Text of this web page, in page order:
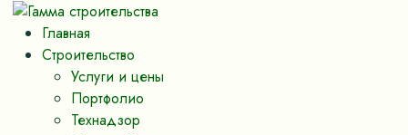
Главная
Строительство
Услуги и цены
Портфолио
Технадзор